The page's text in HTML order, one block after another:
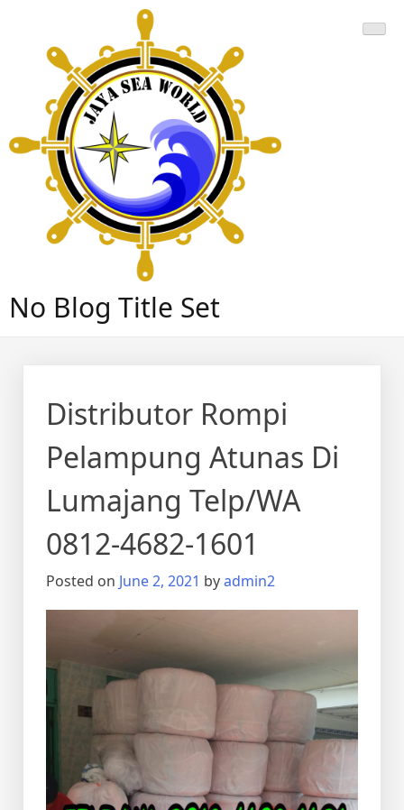
content
No Blog Title Set
Distributor Rompi
Pelampung Atunas Di
Lumajang Telp/WA
0812-4682-1601
Posted on June 2, 2021 byadmin2